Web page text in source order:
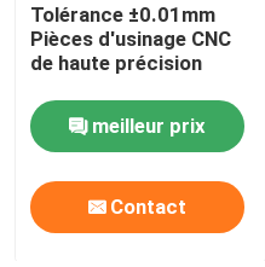
Services d'extrusion de
Services
Services de traitement
Tolérance ±0.01mm
Pièces d'usinage CNC
de haute précision
meilleur prix
Contact